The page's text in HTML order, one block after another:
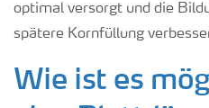
optimal versorgt und die
spätere Kornfüllung
Wie ist es